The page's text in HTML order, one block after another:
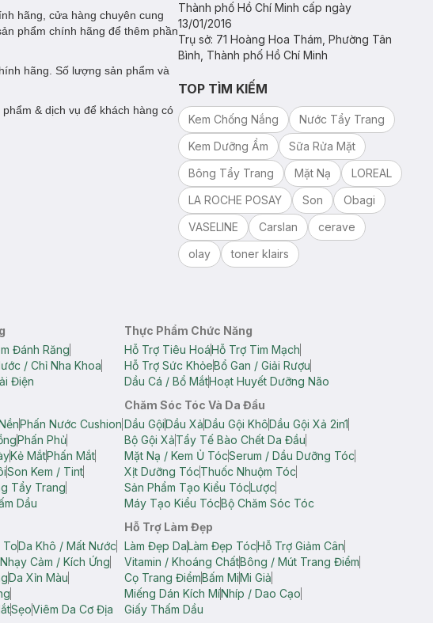
hãng, cửa hàng chuyên cung
phẩm chính hãng để thêm phần
hãng. Số lượng sản phẩm và
& dịch vụ để khách hàng có
Thành phố Hồ Chí Minh cấp ngày
13/01/2016
Trụ sở: 71 Hoàng Hoa Thám, Phường Tân
Bình, Thành phố Hồ Chí Minh
TOP TÌM KIẾM
Kem Chống Nắng
Nước Tẩy Trang
Kem Dưỡng Ẩm
Sữa Rửa Mặt
Bông Tẩy Trang
Mặt Nạ
LOREAL
LA ROCHE POSAY
Son
Obagi
VASELINE
Carslan
cerave
olay
toner klairs
Đánh Răng
/ Chỉ Nha Khoa
Điện
Thực Phẩm Chức Năng
Hỗ Trợ Tiêu HoáHỗ Trợ Tim Mạch
Hỗ Trợ Sức KhỏeBổ Gan / Giải Rượu
Dầu Cá / Bổ MắtHoạt Huyết Dưỡng Não
Phấn Nước Cushion
Phấn Phủ
Kẻ MắtPhấn Mắt
Son Kem / Tint
Tẩy Trang
Dầu
Chăm Sóc Tóc Và Da Đầu
Dầu GộiDầu XảDầu Gội KhôDầu Gội Xả 2in1
Bộ Gội XảTẩy Tế Bào Chết Da Đầu
Mặt Nạ / Kem Ủ TócSerum / Dầu Dưỡng Tóc
Xịt Dưỡng TócThuốc Nhuộm Tóc
Sản Phẩm Tạo Kiểu TócLược
Máy Tạo Kiểu TócBộ Chăm Sóc Tóc
ToDa Khô / Mất Nước
Cảm / Kích Ứng
Da Xỉn Màu
SẹoViêm Da Cơ Địa
Hỗ Trợ Làm Đẹp
Làm Đẹp DaLàm Đẹp TócHỗ Trợ Giảm Cân
Vitamin / Khoáng ChấtBông / Mút Trang Điểm
Cọ Trang ĐiểmBấm MiMi Giả
Miếng Dán Kích MíNhíp / Dao Cạo
Giấy Thấm Dầu